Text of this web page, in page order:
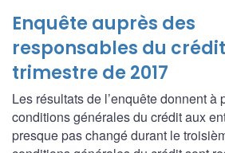
Enquête auprès des
responsables du
trimestre de 2017
Les résultats de l’enquête donnent à
conditions générales du crédit aux
presque pas changé durant le